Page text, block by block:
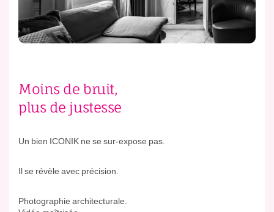
Moins de bruit,
plus de justesse
Un bien ICONIK ne se sur-expose pas.
Il se révèle avec précision.
Photographie architecturale.